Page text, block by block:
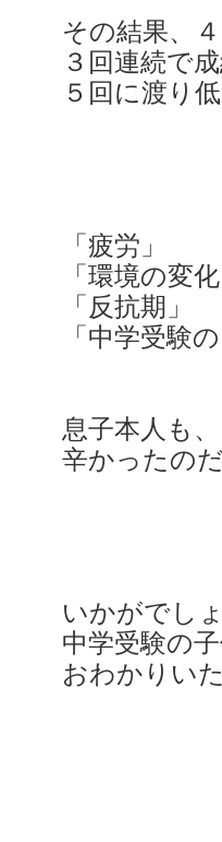
その結果、
３回連続で
５回に渡り
「疲労」
「環境の変
「反抗期」
「中学受験
息子本人も
辛かったの
いかがでし
中学受験の
おわかりい